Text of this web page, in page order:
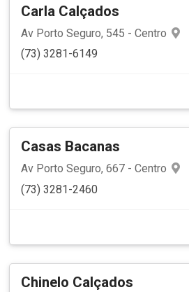
Carla Calçados
Av Porto Seguro, 545 - Centro
(73) 3281-6149
Casas Bacanas
Av Porto Seguro, 667 - Centro
(73) 3281-2460
Chinelo Calçados